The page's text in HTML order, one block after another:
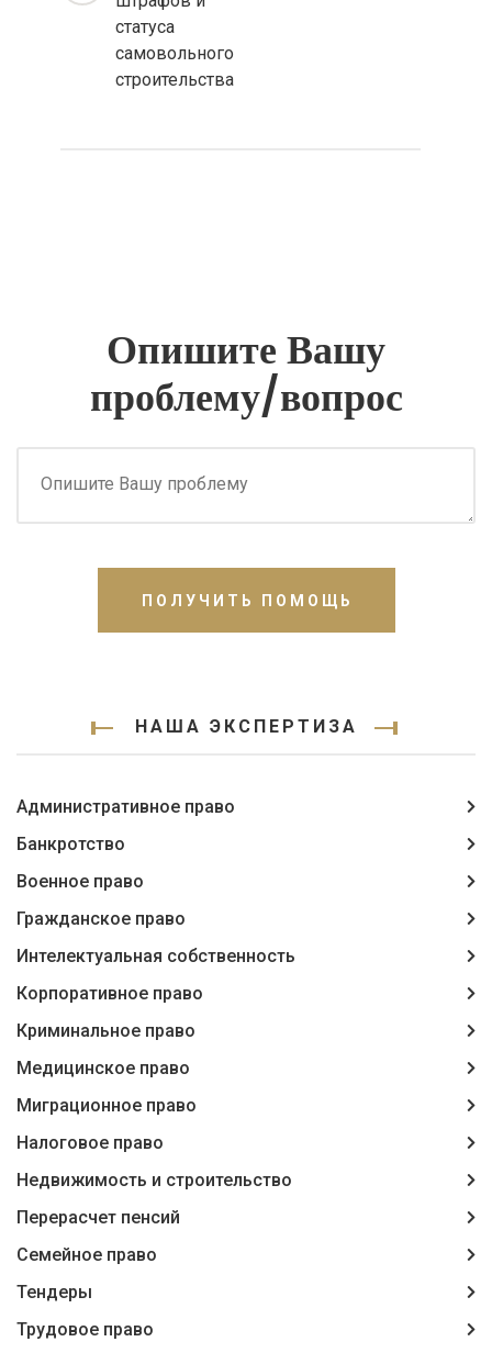
статуса
самовольного
строительства
Опишите Вашу
проблему/вопрос
ПОЛУЧИТЬ ПОМОЩЬ
НАША ЭКСПЕРТИЗА
Административное право
Банкротство
Военное право
Гражданское право
Интелектуальная собственность
Корпоративное право
Криминальное право
Медицинское право
Миграционное право
Налоговое право
Недвижимость и строительство
Перерасчет пенсий
Семейное право
Тендеры
Трудовое право